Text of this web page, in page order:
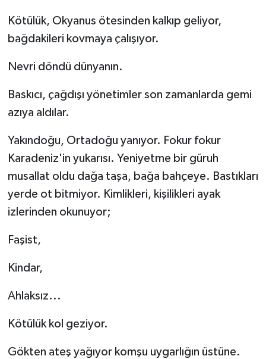
Kötülük, Okyanus ötesinden kalkıp geliyor,
bağdakileri kovmaya çalışıyor.
Nevri döndü dünyanın.
Baskıcı, çağdışı yönetimler son zamanlarda gemi
azıya aldılar.
Yakındoğu, Ortadoğu yanıyor. Fokur fokur
Karadeniz'in yukarısı. Yeniyetme bir güruh
musallat oldu dağa taşa, bağa bahçeye. Bastıkları
yerde ot bitmiyor. Kimlikleri, kişilikleri ayak
izlerinden okunuyor;
Faşist,
Kindar,
Ahlaksız...
Kötülük kol geziyor.
Gökten ateş yağıyor komşu uygarlığın üstüne.